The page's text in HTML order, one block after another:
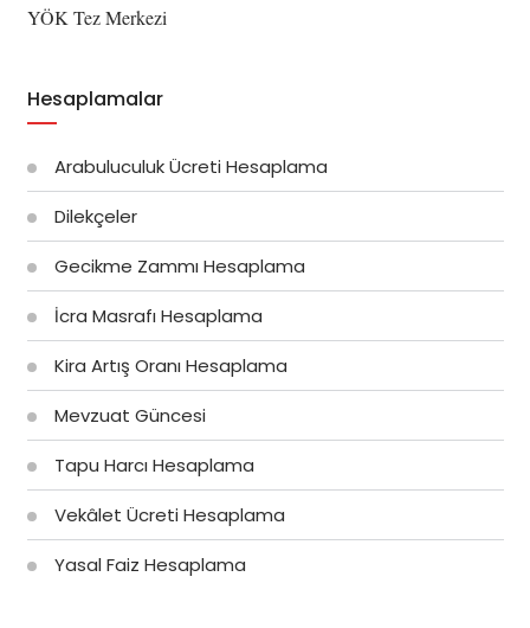
YÖK Tez Merkezi
Hesaplamalar
Arabuluculuk Ücreti Hesaplama
Dilekçeler
Gecikme Zammı Hesaplama
İcra Masrafı Hesaplama
Kira Artış Oranı Hesaplama
Mevzuat Güncesi
Tapu Harcı Hesaplama
Vekâlet Ücreti Hesaplama
Yasal Faiz Hesaplama